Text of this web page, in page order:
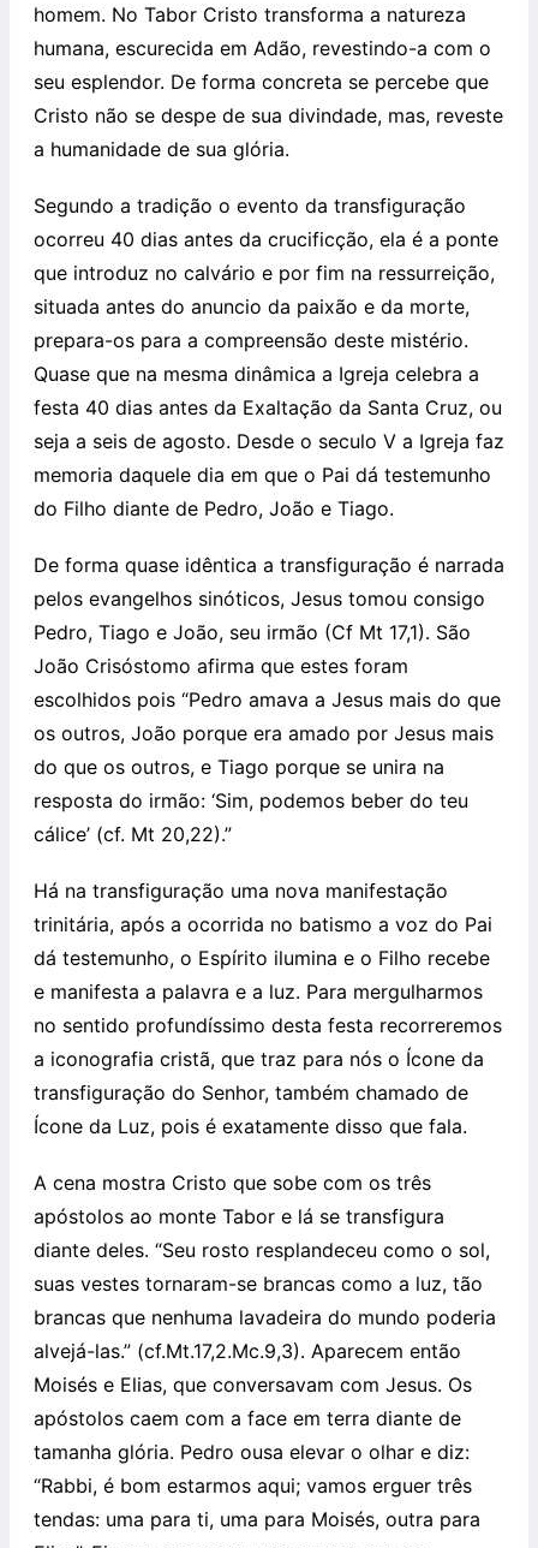
homem. No Tabor Cristo transforma a natureza
humana, escurecida em Adão, revestindo-a com o
seu esplendor. De forma concreta se percebe que
Cristo não se despe de sua divindade, mas, reveste
a humanidade de sua glória.
Segundo a tradição o evento da transfiguração
ocorreu 40 dias antes da crucificção, ela é a ponte
que introduz no calvário e por fim na ressurreição,
situada antes do anuncio da paixão e da morte,
prepara-os para a compreensão deste mistério.
Quase que na mesma dinâmica a Igreja celebra a
festa 40 dias antes da Exaltação da Santa Cruz, ou
seja a seis de agosto. Desde o seculo V a Igreja faz
memoria daquele dia em que o Pai dá testemunho
do Filho diante de Pedro, João e Tiago.
De forma quase idêntica a transfiguração é narrada
pelos evangelhos sinóticos, Jesus tomou consigo
Pedro, Tiago e João, seu irmão (Cf Mt 17,1). São
João Crisóstomo afirma que estes foram
escolhidos pois “Pedro amava a Jesus mais do que
os outros, João porque era amado por Jesus mais
do que os outros, e Tiago porque se unira na
resposta do irmão: ‘Sim, podemos beber do teu
cálice’ (cf. Mt 20,22).”
Há na transfiguração uma nova manifestação
trinitária, após a ocorrida no batismo a voz do Pai
dá testemunho, o Espírito ilumina e o Filho recebe
e manifesta a palavra e a luz. Para mergulharmos
no sentido profundíssimo desta festa recorreremos
a iconografia cristã, que traz para nós o Ícone da
transfiguração do Senhor, também chamado de
Ícone da Luz, pois é exatamente disso que fala.
A cena mostra Cristo que sobe com os três
apóstolos ao monte Tabor e lá se transfigura
diante deles. “Seu rosto resplandeceu como o sol,
suas vestes tornaram-se brancas como a luz, tão
brancas que nenhuma lavadeira do mundo poderia
alvejá-las.” (cf.Mt.17,2.Mc.9,3). Aparecem então
Moisés e Elias, que conversavam com Jesus. Os
apóstolos caem com a face em terra diante de
tamanha glória. Pedro ousa elevar o olhar e diz:
“Rabbi, é bom estarmos aqui; vamos erguer três
tendas: uma para ti, uma para Moisés, outra para